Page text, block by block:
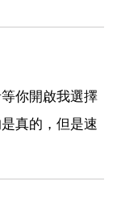
你開啟我選擇
真的，但是速